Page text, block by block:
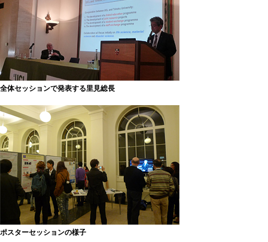
全体セッションで発表する里見総長
ポスターセッションの様子